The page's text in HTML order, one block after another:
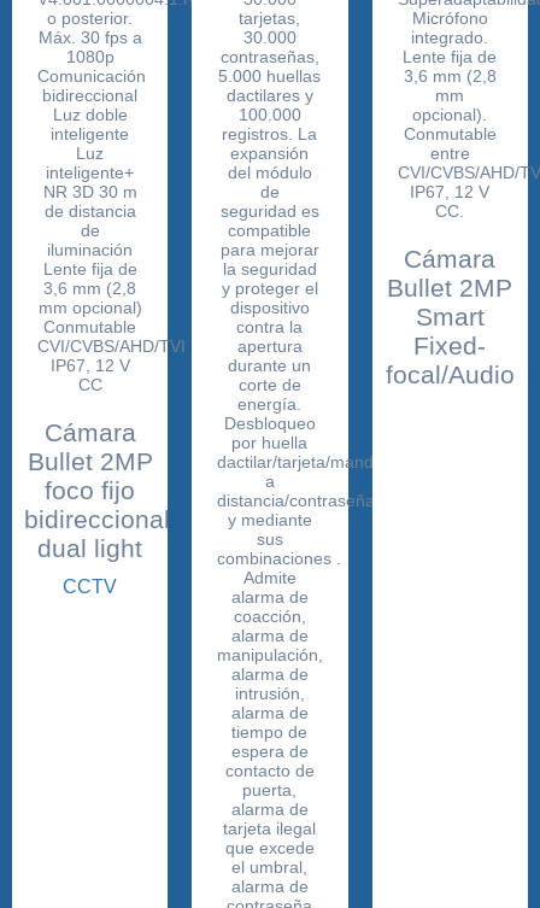
Cámara
Bullet 2MP
foco fijo
bidireccional
dual light
CCTV
Cámara
Bullet 2MP
Smart
Fixed-
focal/Audio